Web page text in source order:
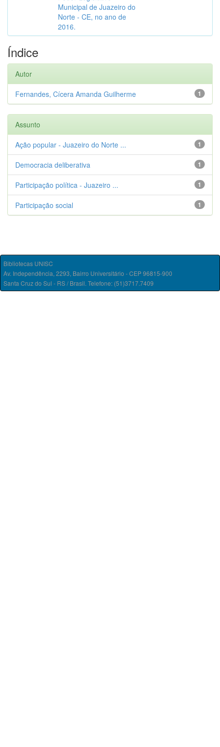
Municipal de Juazeiro do
Norte - CE, no ano de
2016.
Índice
Autor
1
Fernandes, Cícera Amanda Guilherme
Assunto
1
Ação popular - Juazeiro do Norte ...
1
Democracia deliberativa
1
Participação política - Juazeiro ...
1
Participação social
Bibliotecas UNISC
Av. Independência, 2293, Bairro Universitário - CEP 96815-900
Santa Cruz do Sul - RS / Brasil. Telefone: (51)3717.7409